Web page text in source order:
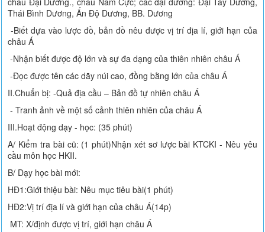
Thái Bình Dương, Ấn Độ Dương, BB. Dương
-Biết dựa vào lược đồ, bản đồ nêu được vị trí địa lí, giới hạn của
châu Á
-Nhận biết được độ lớn và sự đa dạng của thiên nhiên châu Á
-Đọc được tên các dãy núi cao, đồng bằng lớn của châu Á
II.Chuẩn bị: -Quả địa cầu – Bản đồ tự nhiên châu Á
- Tranh ảnh về một số cảnh thiên nhiên của châu Á
III.Hoạt động dạy - học: (35 phút)
A/ Kiểm tra bài cũ: (1 phút)Nhận xét sơ lược bài KTCKI - Nêu yêu
cầu môn học HKII.
B/ Dạy học bài mới:
HĐ1:Giới thiệu bài: Nêu mục tiêu bài(1 phút)
HĐ2:Vị trí địa lí và giới hạn của châu Á(14p)
MT: X/định được vị trí, giới hạn châu Á